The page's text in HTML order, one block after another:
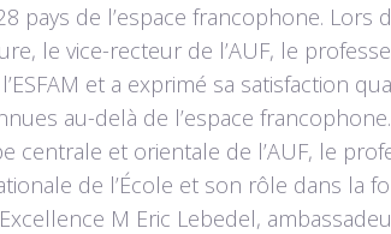
pays de l’espace francophone. Lors
le vice-recteur de l’AUF, le
et a exprimé sa satisfaction
au-delà de l’espace
centrale et orientale de l’AUF, le
de l’École et son rôle dans la
M Eric Lebedel,